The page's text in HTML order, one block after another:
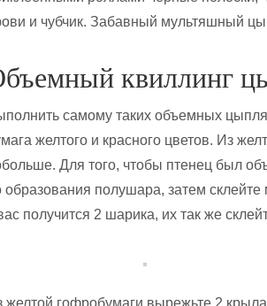
и чубчик. Забавный мультяшный
квиллинг
самому таких объемных
желтого и красного цветов. Из
Для того, чтобы птенец был
образования полушара, затем
получится 2 шарика, их так же
желтой гофробумаги вырежьте 2